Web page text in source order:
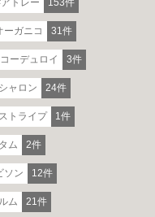
ーガニコ 31件
コーデュロイ 3件
シャロン 24件
ストライプ 1件
ム 2件
ソン 12件
ム 21件